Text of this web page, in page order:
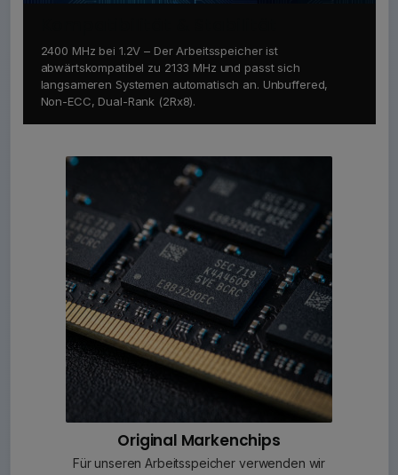
2400 MHz bei 1.2V – Der Arbeitsspeicher ist
abwärtskompatibel zu 2133 MHz und passt sich
langsameren Systemen automatisch an. Unbuffered,
Non-ECC, Dual-Rank (2Rx8).
Original Markenchips
Für unseren Arbeitsspeicher verwenden wir